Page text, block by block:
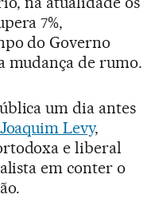
7%,
do Governo
mudança de rumo.
um dia antes
Joaquim Levy,
e liberal
em conter o